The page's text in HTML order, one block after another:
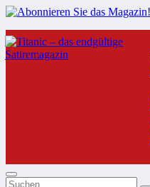
Zum
Inhalt
springen